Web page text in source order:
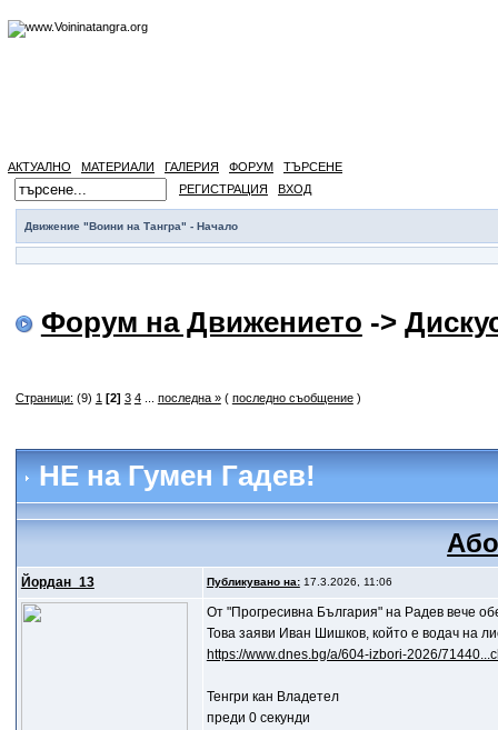
АКТУАЛНО МАТЕРИАЛИ ГАЛЕРИЯ ФОРУМ
ТЪРСЕНЕ
РЕГИСТРАЦИЯ
ВХОД
Движение "Воини на Тангра" - Начало
Форум на Движението ->
Страници: (9) 1 [2] 3 4... последна »( последно съобщение)
НЕ на Гумен Гадев!
Йордан_13 Публикувано на:17.3.2026, 11:06
От "Прогресивна България" на Радев вече
Това заяви Иван Шишков, който е водач на
https://www.dnes.bg/a/604-izbori-2026/
Тенгри кан Владетел
преди 0 секунди